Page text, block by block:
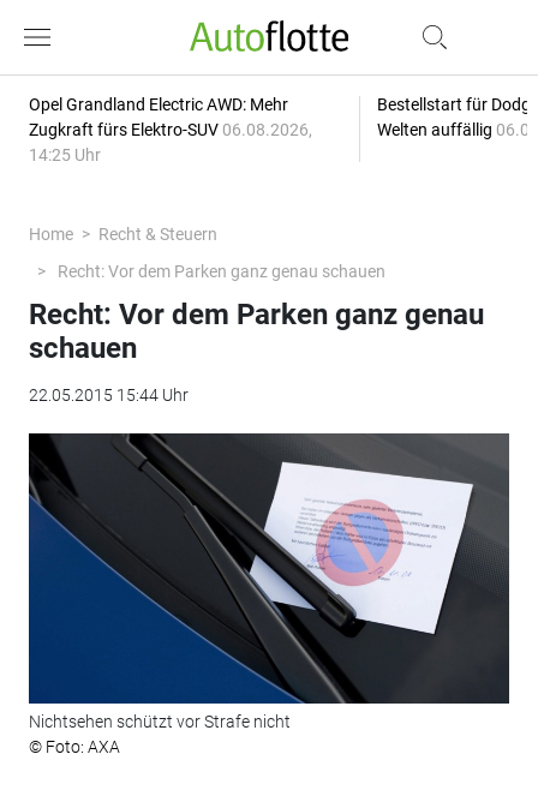
Opel Grandland Electric AWD: Mehr
Zugkraft fürs Elektro-SUV 06.08.2026,
14:25 Uhr
Bestellstart für
Welten auffällig
Home
Recht & Steuern
Recht: Vor dem Parken ganz genau schauen
Recht: Vor dem Parken ganz genau
schauen
22.05.2015 15:44 Uhr
Nichtsehen schützt vor Strafe nicht
© Foto: AXA